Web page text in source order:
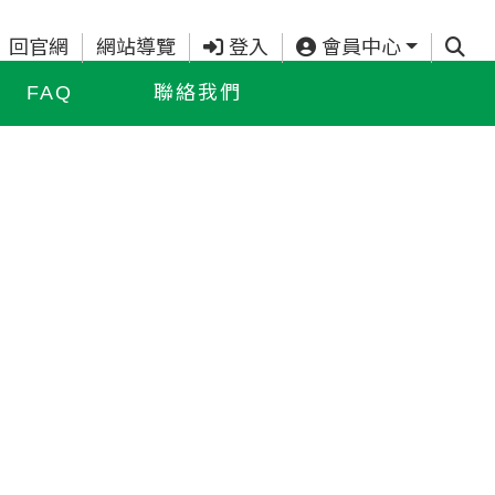
回官網 網站導覽 登入 會員中心 查詢
FAQ 聯絡我們